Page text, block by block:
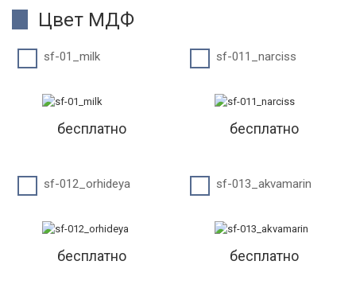
Цвет МДФ
sf-01_milk
бесплатно
sf-011_narciss
бесплатно
sf-012_orhideya
бесплатно
sf-013_akvamarin
бесплатно